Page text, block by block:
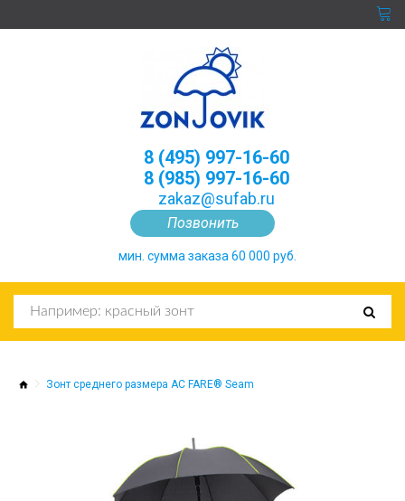
Позвонить
8 (495) 997-16-60
8 (985) 997-16-60
zakaz@sufab.ru
мин. сумма заказа 60 000 руб.
Зонт среднего размера AC FARE® Seam